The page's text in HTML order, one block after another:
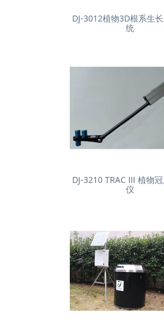
DJ-3012植物3D根系生
统
DJ-3210 TRAC Ⅲ 植物
仪